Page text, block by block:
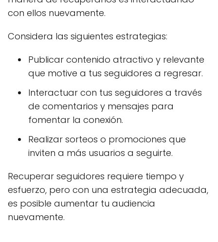
con ellos nuevamente.
Considera las siguientes estrategias:
Publicar contenido atractivo y relevante
que motive a tus seguidores a regresar.
Interactuar con tus seguidores a través
de comentarios y mensajes para
fomentar la conexión.
Realizar sorteos o promociones que
inviten a más usuarios a seguirte.
Recuperar seguidores requiere tiempo y
esfuerzo, pero con una estrategia adecuada,
es posible aumentar tu audiencia
nuevamente.